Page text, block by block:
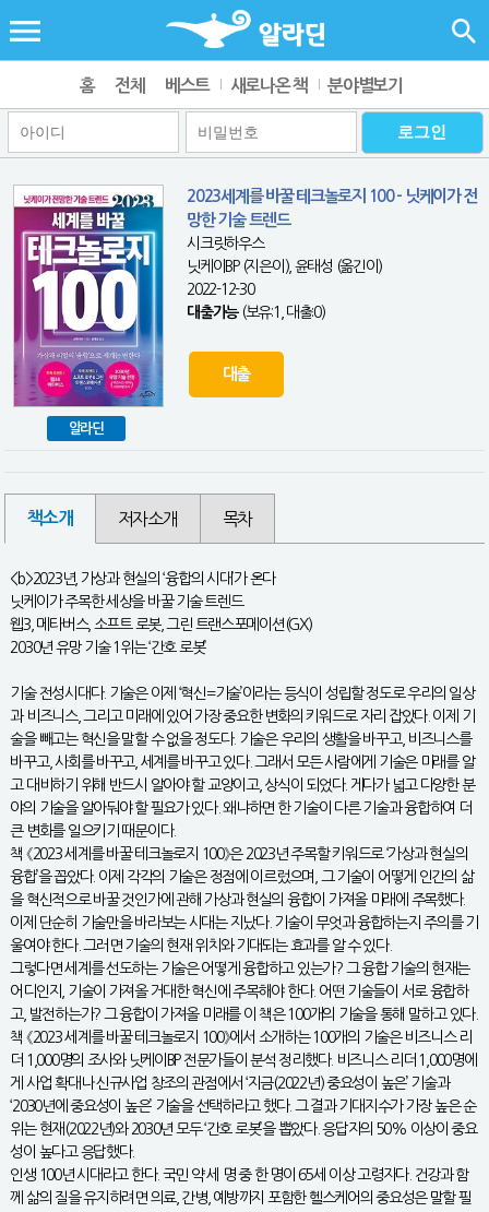
홈 전체 베스트 새로나온 책 분야별보기
알라딘
2023세계를 바꿀 테크놀로지 100 - 닛케이가 전
망한 기술 트렌드
시크릿하우스
닛케이BP (지은이), 윤태성 (옮긴이)
2022-12-30
대출가능(보유:1, 대출:0)
대출
책소개 저자소개 목차
<b>2023년, 가상과 현실의 ‘융합의 시대’가 온다
닛케이가 주목한 세상을 바꿀 기술 트렌드
웹3, 메타버스, 소프트 로봇, 그린 트랜스포메이션(GX)
2030년 유망 기술 1위는 ‘간호 로봇’
기술 전성시대다. 기술은 이제 ‘혁신=기술’이라는 등식이 성립할 정도로 우리의 일상
과 비즈니스, 그리고 미래에 있어 가장 중요한 변화의 키워드로 자리 잡았다. 이제 기
술을 빼고는 혁신을 말할 수 없을 정도다. 기술은 우리의 생활을 바꾸고, 비즈니스를
바꾸고, 사회를 바꾸고, 세계를 바꾸고 있다. 그래서 모든 사람에게 기술은 미래를 알
고 대비하기 위해 반드시 알아야 할 교양이고, 상식이 되었다. 게다가 넓고 다양한 분
야의 기술을 알아둬야 할 필요가 있다. 왜냐하면 한 기술이 다른 기술과 융합하여 더
큰 변화를 일으키기 때문이다.
책 《2023 세계를 바꿀 테크놀로지 100》은 2023년 주목할 키워드로 ‘가상과 현실의
융합’을 꼽았다. 이제 각각의 기술은 정점에 이르렀으며, 그 기술이 어떻게 인간의 삶
을 혁신적으로 바꿀 것인가에 관해 가상과 현실의 융합이 가져올 미래에 주목했다.
이제 단순히 기술만을 바라보는 시대는 지났다. 기술이 무엇과 융합하는지 주의를 기
울여야 한다. 그러면 기술의 현재 위치와 기대되는 효과를 알 수 있다.
그렇다면 세계를 선도하는 기술은 어떻게 융합하고 있는가? 그 융합 기술의 현재는
어디인지, 기술이 가져올 거대한 혁신에 주목해야 한다. 어떤 기술들이 서로 융합하
고, 발전하는가? 그 융합이 가져올 미래를 이 책은 100개의 기술을 통해 말하고 있다.
책 《2023 세계를 바꿀 테크놀로지 100》에서 소개하는 100개의 기술은 비즈니스 리
더 1,000명의 조사와 닛케이BP 전문가들이 분석 정리했다. 비즈니스 리더 1,000명에
게 사업 확대나 신규사업 창조의 관점에서 ‘지금(2022년) 중요성이 높은’ 기술과
‘2030년에 중요성이 높은’ 기술을 선택하라고 했다. 그 결과 기대지수가 가장 높은 순
위는 현재(2022년)와 2030년 모두 ‘간호 로봇’을 뽑았다. 응답자의 50% 이상이 중요
성이 높다고 응답했다.
인생 100년 시대라고 한다. 국민 약 세 명 중 한 명이 65세 이상 고령자다. 건강과 함
께 삶의 질을 유지하려면 의료, 간병, 예방까지 포함한 헬스케어의 중요성은 말할 필